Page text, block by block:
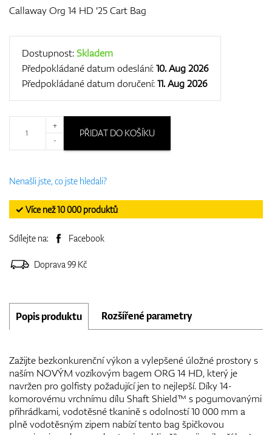
Dárkové poukazy
Callaway Org 14 HD '25 Cart Bag
Dostupnost:Skladem
Předpokládané datum odeslání:10. Aug 2026
Předpokládané datum doručení:11. Aug 2026
+
-
PŘIDAT DO KOŠÍKU
Nenašli jste, co jste hledali?
✓ Více než 10 000 produktů
Sdílejte na: Facebook
Doprava 99 Kč
Popis produktu Rozšířené parametry
Zažijte bezkonkurenční výkon a vylepšené úložné prostory s
naším NOVÝM vozíkovým bagem ORG 14 HD, který je
navržen pro golfisty požadující jen to nejlepší. Díky 14-
komorovému vrchnímu dílu Shaft Shield™ s pogumovanými
přihrádkami, vodotěsné tkanině s odolností 10 000 mm a
plně vodotěsným zipem nabízí tento bag špičkovou